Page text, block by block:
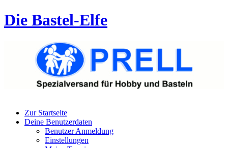
Die Bastel-Elfe
Zur Startseite
Deine Benutzerdaten
Benutzer Anmeldung
Einstellungen